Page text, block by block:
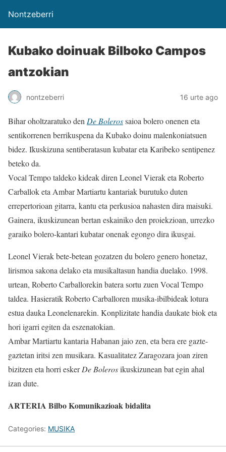
Nontzeberri
Kubako doinuak Bilboko Campos
antzokian
nontzeberri 16 urte ago
Bihar oholtzaratuko den De Bolerossaioa bolero onenen eta
sentikorrenen berrikuspena da Kubako doinu malenkoniatsuen
bidez. Ikuskizuna sentiberatasun kubatar eta Karibeko sentipenez
beteko da.
Vocal Tempo taldeko kideak diren Leonel Vierak eta Roberto
Carballok eta Ambar Martiartu kantariak burutuko duten
errepertorioan gitarra, kantu eta perkusioa nahasten dira maisuki.
Gainera, ikuskizunean bertan eskainiko den proiekzioan, urrezko
garaiko bolero-kantari kubatar onenak egongo dira ikusgai.
Leonel Vierak bete-betean gozatzen du bolero genero honetaz,
lirismoa sakona delako eta musikaltasun handia duelako. 1998.
urtean, Roberto Carballorekin batera sortu zuen Vocal Tempo
taldea. Hasieratik Roberto Carballoren musika-ibilbideak lotura
estua dauka Leonelenarekin. Konplizitate handia daukate biok eta
hori igarri egiten da eszenatokian.
Ambar Martiartu kantaria Habanan jaio zen, eta bera ere gazte-
gaztetan iritsi zen musikara. Kasualitatez Zaragozara joan ziren
bizitzen eta horri eskerDe Bolerosikuskizunean bat egin ahal
izan dute.
ARTERIA Bilbo Komunikazioak bidalita
Categories: MUSIKA